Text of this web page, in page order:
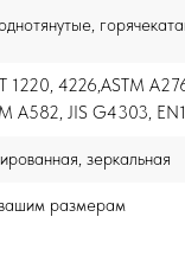
1220, 4226,ASTM
A582, JIS G4303,
зеркальная
размерам